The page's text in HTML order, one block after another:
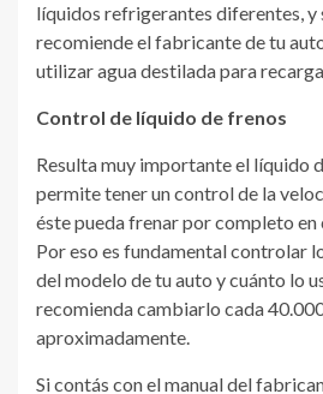
líquidos refrigerantes diferentes, y
recomiende el fabricante de tu
utilizar agua destilada para
Control de líquido de frenos
Resulta muy importante el líquido
permite tener un control de la
éste pueda frenar por completo en
Por eso es fundamental controlar
del modelo de tu auto y cuánto lo
recomienda cambiarlo cada
aproximadamente.
Si contás con el manual del